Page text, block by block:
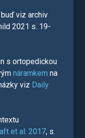
viz archiv
2021 s. 19-
s ortopedickou
náramkem na
viz Daily
et al. 2017, s.